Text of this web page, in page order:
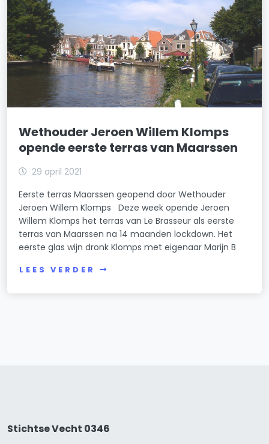
Wethouder Jeroen Willem Klomps
opende eerste terras van Maarssen
29 april 2021
Eerste terras Maarssen geopend door Wethouder
Jeroen Willem Klomps Deze week opende Jeroen
Willem Klomps het terras van Le Brasseur als eerste
terras van Maarssen na 14 maanden lockdown. Het
eerste glas wijn dronk Klomps met eigenaar Marijn B
LEES VERDER
Stichtse Vecht 0346